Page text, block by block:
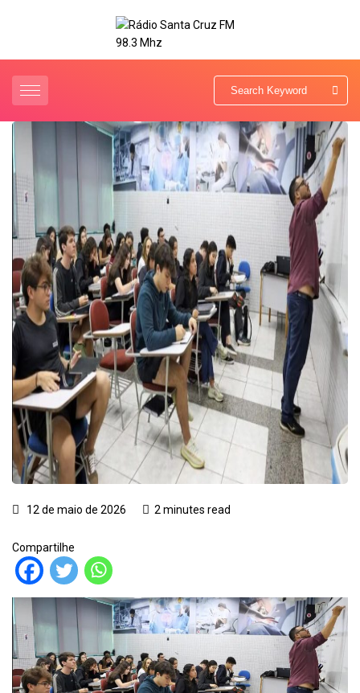
12 de maio de 2026 2 minutes read
Compartilhe